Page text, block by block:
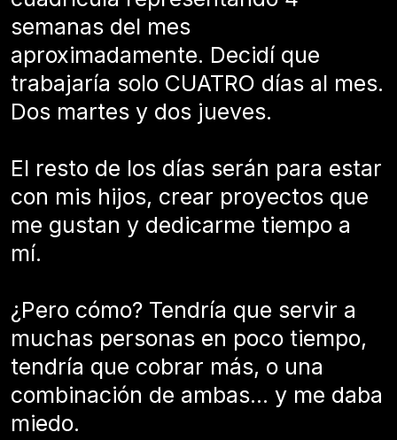
semanas del mes
aproximadamente. Decidí que
trabajaría solo CUATRO días al mes.
Dos martes y dos jueves.
El resto de los días serán para estar
con mis hijos, crear proyectos que
me gustan y dedicarme tiempo a
mí.
¿Pero cómo? Tendría que servir a
muchas personas en poco tiempo,
tendría que cobrar más, o una
combinación de ambas... y me daba
miedo.